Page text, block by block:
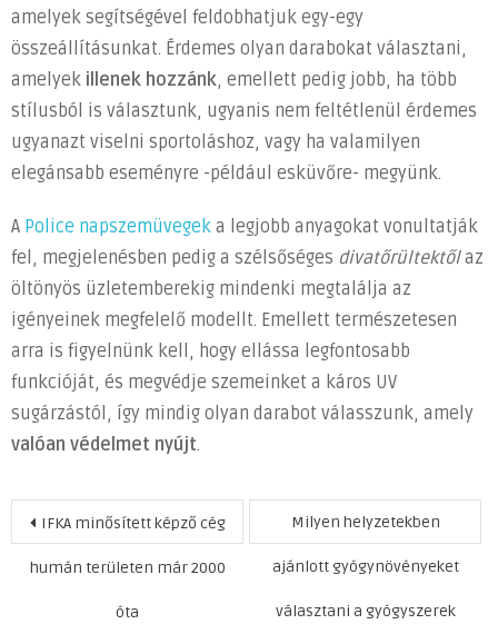
szezonban
bejegyzéshez
amelyek segítségével feldobhatjuk egy-egy
összeállításunkat. Érdemes olyan darabokat választani,
amelyek illenek hozzánk, emellett pedig jobb, ha több
stílusból is választunk, ugyanis nem feltétlenül érdemes
ugyanazt viselni sportoláshoz, vagy ha valamilyen
elegánsabb eseményre -például esküvőre- megyünk.
A Police napszemüvegek a legjobb anyagokat vonultatják
fel, megjelenésben pedig a szélsőséges divatőrültektőlaz
öltönyös üzletemberekig mindenki megtalálja az
igényeinek megfelelő modellt. Emellett természetesen
arra is figyelnünk kell, hogy ellássa legfontosabb
funkcióját, és megvédje szemeinket a káros UV
sugárzástól, így mindig olyan darabot válasszunk, amely
valóan védelmet nyújt.
Bejegyzés
navigáció
IFKA minősített képző cég
humán területen már 2000
óta
Milyen helyzetekben
ajánlott gyógynövényeket
választani a gyógyszerek